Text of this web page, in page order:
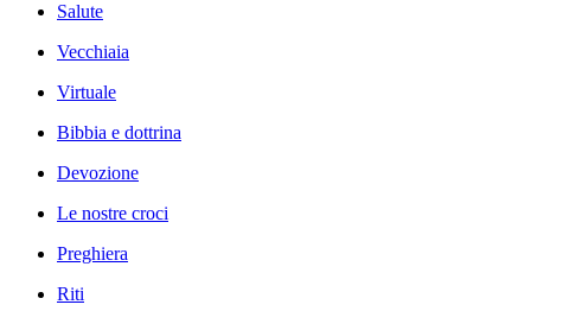
Salute
Vecchiaia
Virtuale
Bibbia e dottrina
Devozione
Le nostre croci
Preghiera
Riti